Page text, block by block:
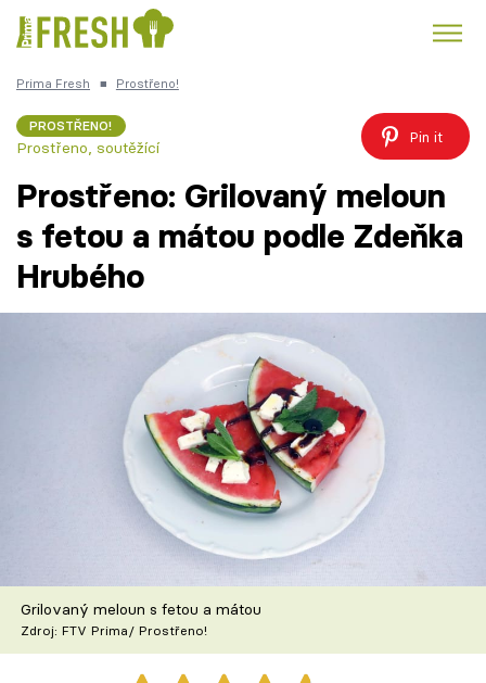
Česká kuchyně
Témata
TV Program
Škola vaření
Speciál: Cuketa
Těhotnej kuchař
Prima Fresh ■ Prostřeno!
PROSTŘENO!
Prostřeno, soutěžící
Pin it
Prostřeno: Grilovaný meloun
s fetou a mátou podle Zdeňka
Hrubého
Grilovaný meloun s fetou a mátou
Zdroj: FTV Prima/ Prostřeno!